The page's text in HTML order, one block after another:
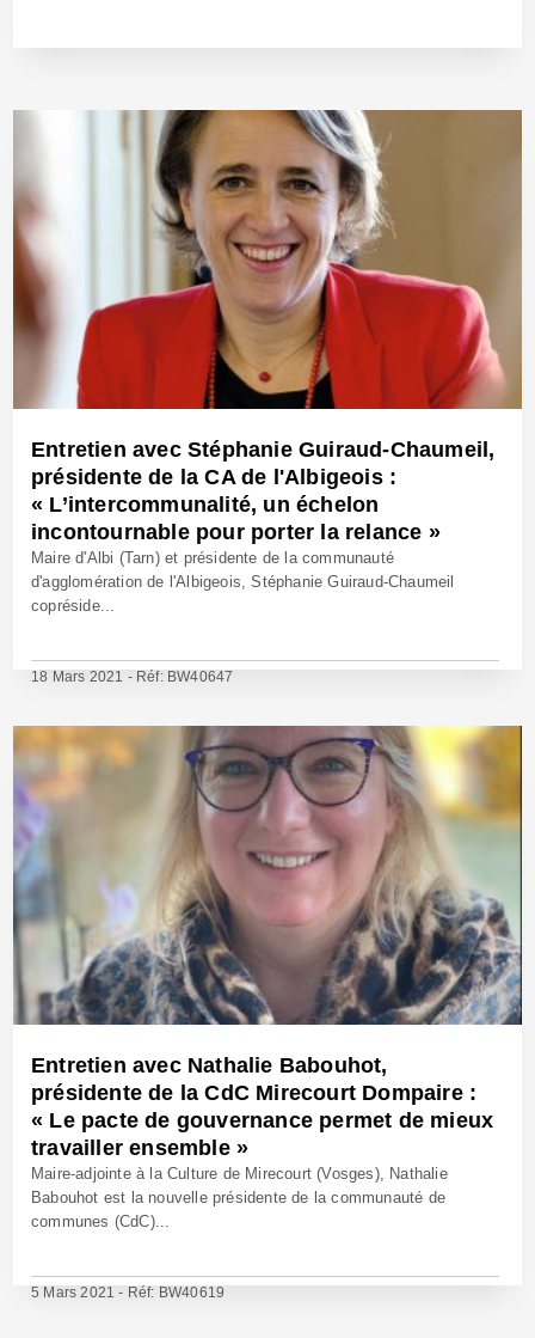
2 Avr 2021 - Réf: BW40676
Entretien avec Stéphanie Guiraud-Chaumeil,
présidente de la CA de l'Albigeois :
« L’intercommunalité, un échelon
incontournable pour porter la relance »
Maire d'Albi (Tarn) et présidente de la communauté
d'agglomération de l'Albigeois, Stéphanie Guiraud-Chaumeil
copréside...
18 Mars 2021 - Réf: BW40647
Entretien avec Nathalie Babouhot,
présidente de la CdC Mirecourt Dompaire :
« Le pacte de gouvernance permet de mieux
travailler ensemble »
Maire-adjointe à la Culture de Mirecourt (Vosges), Nathalie
Babouhot est la nouvelle présidente de la communauté de
communes (CdC)...
5 Mars 2021 - Réf: BW40619